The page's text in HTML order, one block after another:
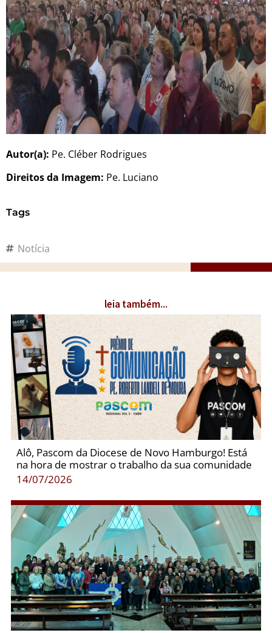
Autor(a): Pe. Cléber Rodrigues
Direitos da Imagem: Pe. Luciano
Tags
Notícia
leia também...
Alô, Pascom da Diocese de Novo Hamburgo! Está
na hora de mostrar o trabalho da sua comunidade
14/07/2026